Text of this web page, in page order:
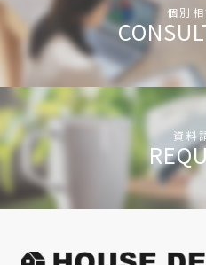
個別
資料